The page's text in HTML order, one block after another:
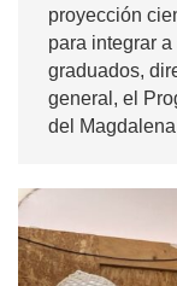
proyección
para integrar
graduados,
general, el
del